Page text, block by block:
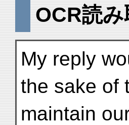
OCR読
My reply
the sake of
maintain